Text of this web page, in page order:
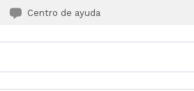
Centro de ayuda